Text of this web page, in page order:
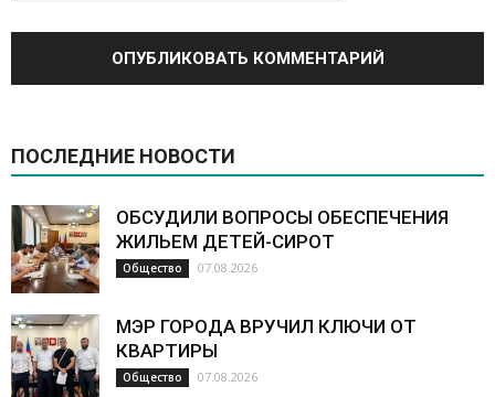
ПОСЛЕДНИЕ НОВОСТИ
ОБСУДИЛИ ВОПРОСЫ ОБЕСПЕЧЕНИЯ
ЖИЛЬЕМ ДЕТЕЙ-СИРОТ
Общество 07.08.2026
МЭР ГОРОДА ВРУЧИЛ КЛЮЧИ ОТ
КВАРТИРЫ
Общество 07.08.2026